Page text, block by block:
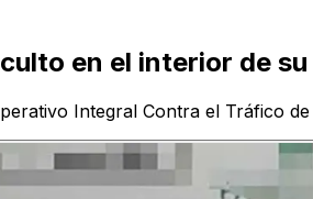
en el interior de
Integral Contra el Tráfico